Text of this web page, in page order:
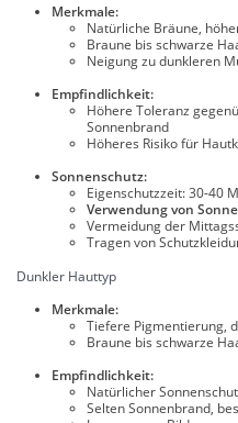
Merkmale:
Natürliche Bräune,
Braune bis schwarze
Neigung zu dunkleren
Empfindlichkeit:
Höhere Toleranz
Sonnenbrand
Höheres Risiko für
Sonnenschutz:
Eigenschutzzeit: 30-40
Verwendung von
Vermeidung der
Tragen von
Dunkler Hauttyp
Merkmale:
Tiefere Pigmentierung,
Braune bis schwarze
Empfindlichkeit:
Natürlicher
Selten Sonnenbrand,